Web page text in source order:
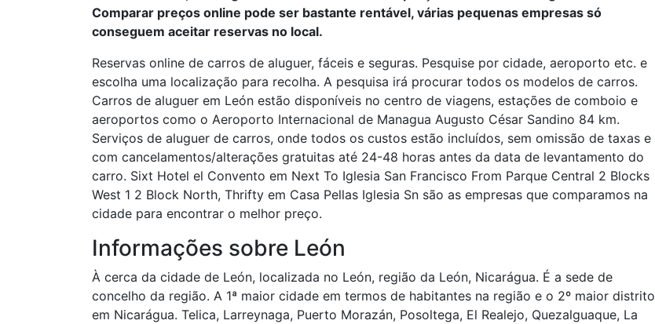
Comparar preços online pode ser bastante rentável, várias pequenas empresas só
conseguem aceitar reservas no local.
Reservas online de carros de aluguer, fáceis e seguras. Pesquise por cidade, aeroporto etc. e
escolha uma localização para recolha. A pesquisa irá procurar todos os modelos de carros.
Carros de aluguer em León estão disponíveis no centro de viagens, estações de comboio e
aeroportos como o Aeroporto Internacional de Managua Augusto César Sandino 84 km.
Serviços de aluguer de carros, onde todos os custos estão incluídos, sem omissão de taxas e
com cancelamentos/alterações gratuitas até 24-48 horas antes da data de levantamento do
carro. Sixt Hotel el Convento em Next To Iglesia San Francisco From Parque Central 2 Blocks
West 1 2 Block North, Thrifty em Casa Pellas Iglesia Sn são as empresas que comparamos na
cidade para encontrar o melhor preço.
Informações sobre León
À cerca da cidade de León, localizada no León, região da León, Nicarágua. É a sede de
concelho da região. A 1ª maior cidade em termos de habitantes na região e o 2º maior distrito
em Nicarágua. Telica, Larreynaga, Puerto Morazán, Posoltega, El Realejo, Quezalguaque, La